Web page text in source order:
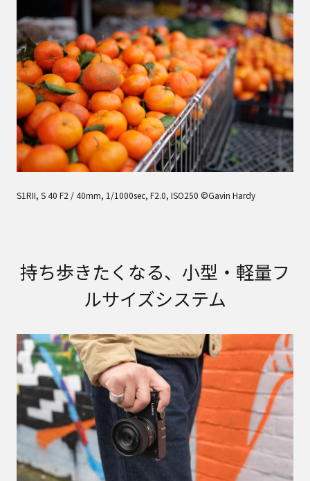
S1RII, S 40 F2 / 40mm, 1/1000sec, F2.0, ISO250 ©Gavin Hardy
持ち歩きたくなる、小型・軽量フ
ルサイズシステム